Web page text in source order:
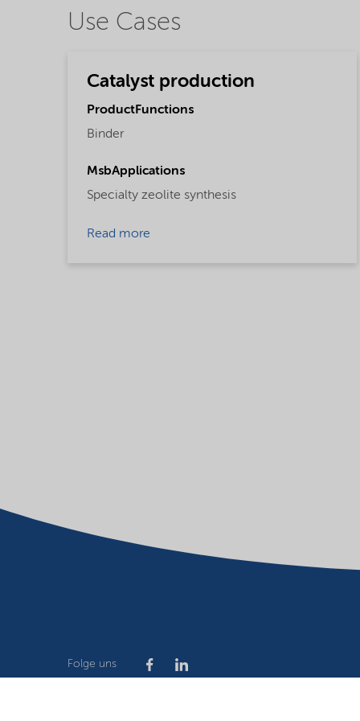
Use Cases
Catalyst production
ProductFunctions
Binder
MsbApplications
Specialty zeolite synthesis
Read more
Folge uns